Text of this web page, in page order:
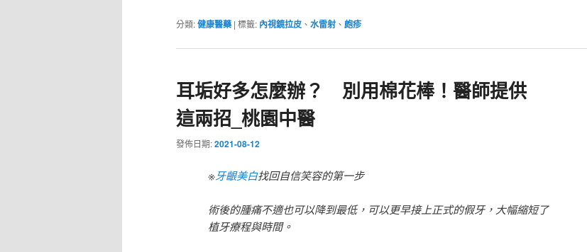
分類:健康醫藥 | 標籤: 內視鏡拉皮 、 水雷射 、 皰疹
耳垢好多怎麼辦？ 別用棉花棒！醫師提供
這兩招_桃園中醫
發佈日期:2021-08-12
※牙齦美白找回自信笑容的第一步
術後的腫痛不適也可以降到最低，可以更早接上正式的假牙，大幅縮短了
植牙療程與時間。